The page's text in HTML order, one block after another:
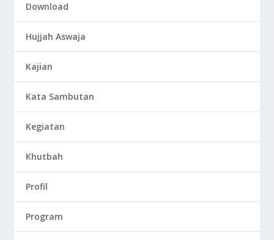
Download
Hujjah Aswaja
Kajian
Kata Sambutan
Kegiatan
Khutbah
Profil
Program